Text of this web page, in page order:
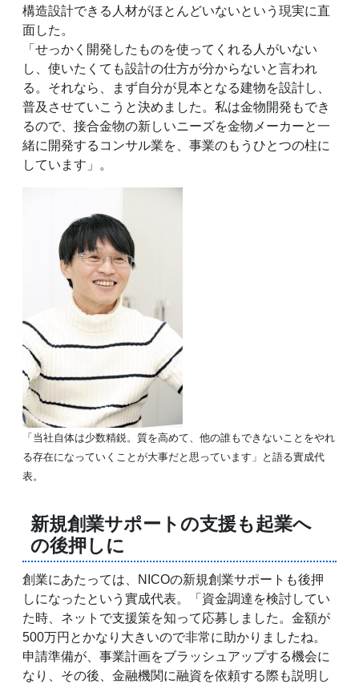
構造設計できる人材がほとんどいないという現実に直
面した。
「せっかく開発したものを使ってくれる人がいない
し、使いたくても設計の仕方が分からないと言われ
る。それなら、まず自分が見本となる建物を設計し、
普及させていこうと決めました。私は金物開発もでき
るので、接合金物の新しいニーズを金物メーカーと一
緒に開発するコンサル業を、事業のもうひとつの柱に
しています」。
「当社自体は少数精鋭。質を高めて、他の誰もできないことをやれ
る存在になっていくことが大事だと思っています」と語る實成代
表。
新規創業サポートの支援も起業へ
の後押しに
創業にあたっては、NICOの新規創業サポートも後押
しになったという實成代表。「資金調達を検討してい
た時、ネットで支援策を知って応募しました。金額が
500万円とかなり大きいので非常に助かりましたね。
申請準備が、事業計画をブラッシュアップする機会に
なり、その後、金融機関に融資を依頼する際も説明し